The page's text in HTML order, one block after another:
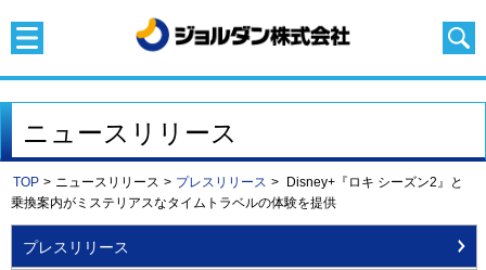
ニュースリリース
TOP > ニュースリリース > プレスリリース >
Disney+『ロキ シーズン2』と
乗換案内がミステリアスなタイムトラベルの体験を提供
プレスリリース